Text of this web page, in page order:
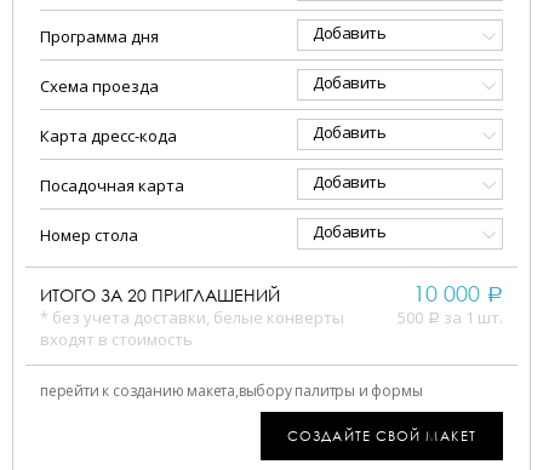
Программа дня Добавить
Схема проезда Добавить
Карта дресс-кода Добавить
Посадочная карта Добавить
Номер стола Добавить
ИТОГО ЗА 20 ПРИГЛАШЕНИЙ
* без учета доставки, белые конверты
входят в стоимость
10 000 a
500 a за 1 шт.
перейти к созданию макета,выбору палитры и формы
СОЗДАЙТЕ СВОЙ МАКЕТ